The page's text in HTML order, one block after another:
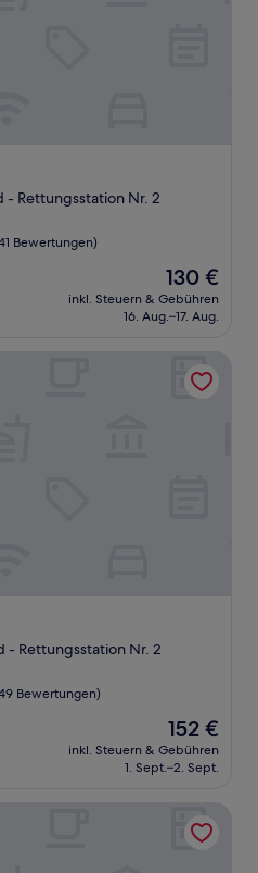
- Rettungsstation Nr. 2
Bewertungen)
Der
Preis
beträgt
130 €
inkl. Steuern & Gebühren
16. Aug.–17. Aug.
- Rettungsstation Nr. 2
Bewertungen)
Der
Preis
beträgt
152 €
inkl. Steuern & Gebühren
1. Sept.–2. Sept.